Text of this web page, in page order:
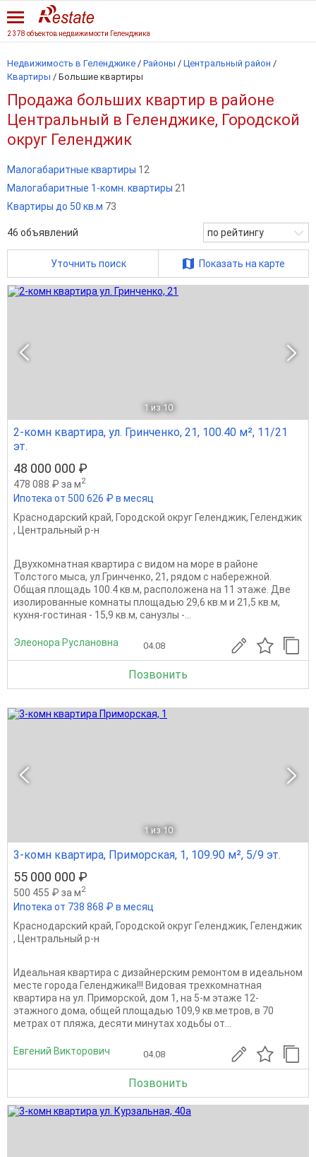
2 378 объектов недвижимости Геленджика
Недвижимость в Геленджике / Районы / Центральный район /
Квартиры / Большие квартиры
Продажа больших квартир в районе
Центральный в Геленджике, Городской
округ Геленджик
Малогабаритные квартиры 12
Малогабаритные 1-комн. квартиры 21
Квартиры до 50 кв.м 73
46 объявлений по рейтингу
Уточнить поиск Показать на карте
1 из 10
2-комн квартира, ул. Гринченко, 21, 100.40 м², 11/21
эт.
48 000 000 ₽
478 088 ₽ за м2
Ипотека от 500 626 ₽ в месяц
Краснодарский край, Городской округ Геленджик, Геленджик
,
Центральный р-н
Двухкомнатная квартира с видом на море в районе
Толстого мыса, ул.Гринченко, 21, рядом с набережной.
Общая площадь 100.4 кв.м, расположена на 11 этаже. Две
изолированные комнаты площадью 29,6 кв.м и 21,5 кв.м,
кухня‑гостиная - 15,9 кв.м, санузлы -...
Элеонора Руслановна 04.08
Позвонить
1 из 10
3-комн квартира, Приморская, 1, 109.90 м², 5/9 эт.
55 000 000 ₽
500 455 ₽ за м2
Ипотека от 738 868 ₽ в месяц
Краснодарский край, Городской округ Геленджик, Геленджик
,
Центральный р-н
Идеальная квартира с дизайнерским ремонтом в идеальном
месте города Геленджика!!! Видовая трехкомнатная
квартира на ул. Приморской, дом 1, на 5-м этаже 12-
этажного дома, общей площадью 109,9 кв.метров, в 70
метрах от пляжа, десяти минутах ходьбы от...
Евгений Викторович 04.08
Позвонить